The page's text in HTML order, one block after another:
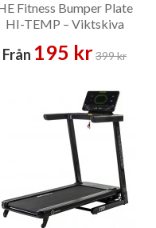
Fitness Bumper Plate
HI-TEMP – Viktskiva
Från 195 kr399 kr